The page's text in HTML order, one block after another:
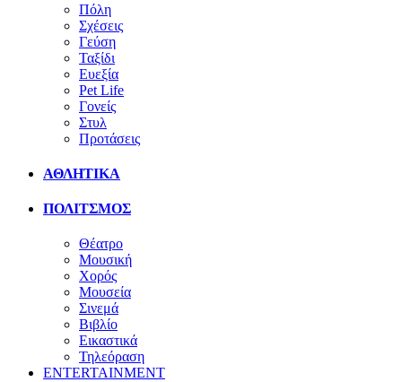
Πόλη
Σχέσεις
Γεύση
Ταξίδι
Ευεξία
Pet Life
Γονείς
Στυλ
Προτάσεις
ΑΘΛΗΤΙΚΑ
ΠΟΛΙΤΣΜΟΣ
Θέατρο
Μουσική
Χορός
Μουσεία
Σινεμά
Βιβλίο
Εικαστικά
Τηλεόραση
ENTERTAINMENT